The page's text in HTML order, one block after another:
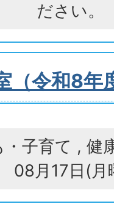
ださい。
（令和8年
・子育て , 健
08月17日(月